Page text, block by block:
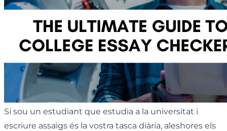
Si sou un estudiant que estudia a la universitat i
escriure assaigs és la vostra tasca diària, aleshores els